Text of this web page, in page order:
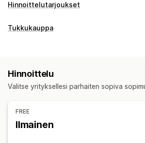
Hinnoittelutarjoukset
Hinnoittelusäännöt
Mukautukset
Monikielisyys
Tiedostojen lataus (lähettäminen)
Tukkukauppa
Monta valuuttaa
Hinnoittelu
Valitse yrityksellesi parhaiten sopiva
FREE
Ilmainen